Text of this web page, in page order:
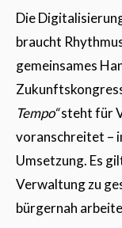
Die
braucht
gemeinsames
Tempo“steht für
voranschreitet –
Umsetzung. Es
Verwaltung zu
bürgernah